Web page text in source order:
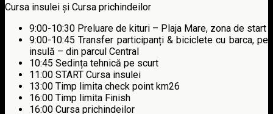
Cursa insulei și Cursa prichindeilor
9:00-10:30 Preluare de kituri – Plaja Mare, zona de start
9:00-10:45 Transfer participanți & biciclete cu barca, pe
insulă – din parcul Central
10:45 Sedința tehnică pe scurt
11:00 START Cursa insulei
13:00 Timp limita check point km26
16:00 Timp limita Finish
16:00 Cursa prichindeilor